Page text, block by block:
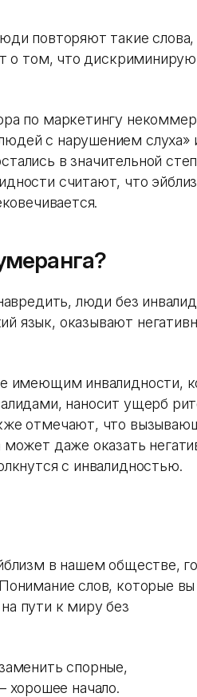
повторяют такие слова,
о том, что
по маркетингу
с нарушением слуха»
в значительной
считают, что
люди без
язык, оказывают
имеющим инвалидности,
наносит ущерб
отмечают, что
может даже оказать
с инвалидностью.
в нашем обществе,
слов, которые вы
пути к миру без
спорные,
начало.